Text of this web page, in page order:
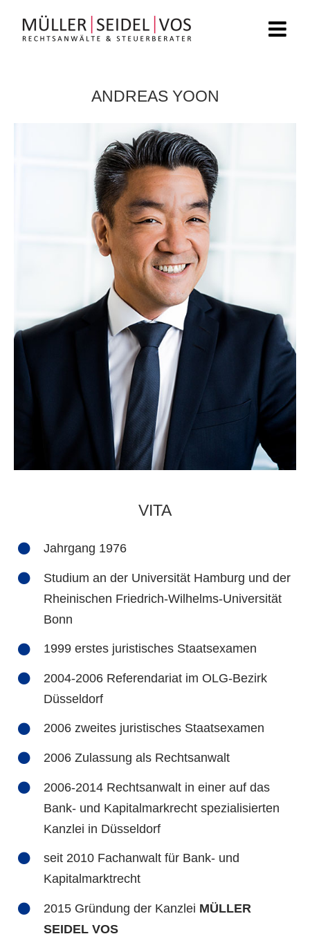
springen
ANDREAS YOON
VITA
Jahrgang 1976
Studium an der Universität Hamburg und der
Rheinischen Friedrich-Wilhelms-Universität
Bonn
1999 erstes juristisches Staatsexamen
2004-2006 Referendariat im OLG-Bezirk
Düsseldorf
2006 zweites juristisches Staatsexamen
2006 Zulassung als Rechtsanwalt
2006-2014 Rechtsanwalt in einer auf das
Bank- und Kapitalmarkrecht spezialisierten
Kanzlei in Düsseldorf
seit 2010 Fachanwalt für Bank- und
Kapitalmarktrecht
2015 Gründung der Kanzlei MÜLLER
SEIDEL VOS